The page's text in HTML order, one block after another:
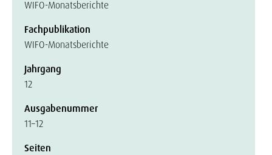
WIFO-Monatsberichte
Fachpublikation
WIFO-Monatsberichte
Jahrgang
12
Ausgabenummer
11–12
Seiten